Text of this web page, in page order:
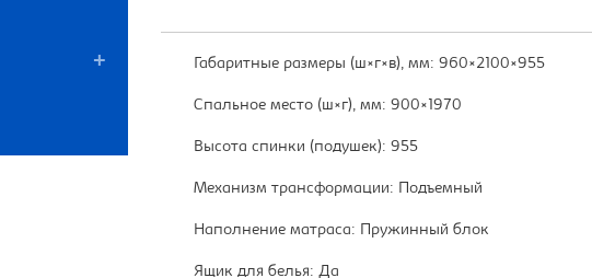
Габаритные размеры (ш×г×в), мм: 960×2100×955
Спальное место (ш×г), мм: 900×1970
Высота спинки (подушек): 955
Механизм трансформации: Подъемный
Наполнение матраса: Пружинный блок
Ящик для белья: Да